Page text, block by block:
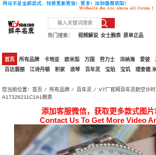
热门搜索： 原单正品
女士腕表
视频解说
首页 所有品牌 卡地亚 欧米茄 万国 劳力士 沛纳海 爱彼
百达翡丽
江诗丹顿 积家 浪琴 百年灵 宝珀 宝玑 理查德.
您当前位置：首页 ⁄所有品牌 ⁄ 百年灵 ⁄ V7厂官网百年灵航空计
A17326211C1A1腕表
添加客服微信，获取更多款式图片
Contact Us To Get More Video